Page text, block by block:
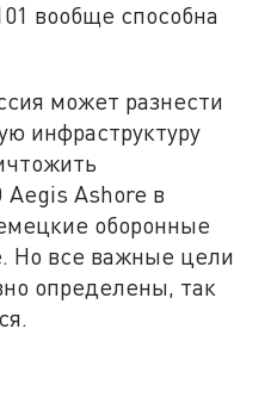
вообще способна
может разнести
инфраструктуру
Ashore в
оборонные
Но все важные цели
определены, так